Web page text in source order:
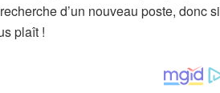
d’un nouveau poste, donc si
plaît !